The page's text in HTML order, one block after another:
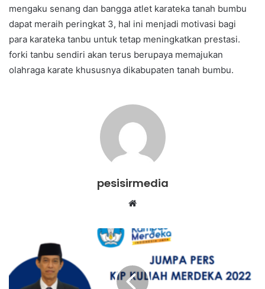
mengaku senang dan bangga atlet karateka tanah bumbu
dapat meraih peringkat 3, hal ini menjadi motivasi bagi
para karateka tanbu untuk tetap meningkatkan prestasi.
forki tanbu sendiri akan terus berupaya memajukan
olahraga karate khususnya dikabupaten tanah bumbu.
pesisirmedia
Website